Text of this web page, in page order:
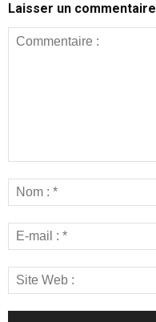
Laisser un commentaire